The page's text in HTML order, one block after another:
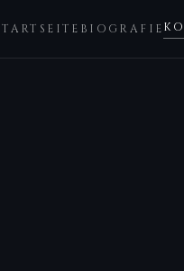
BIOGRAFIE